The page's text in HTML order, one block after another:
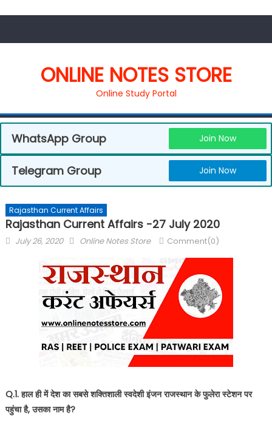
ONLINE NOTES STORE
Online Study Portal
WhatsApp Group Join Now
Telegram Group Join Now
Rajasthan Current Affairs
Rajasthan Current Affairs -27 July 2020
July 26, 2020 Online Notes Store Comment(0)
Q.1. हाल ही में देश का सबसे शक्तिशाली स्वदेशी इंजन राजस्थान के फुलेरा स्टेशन पर
पहुंचा है, उसका नाम है?